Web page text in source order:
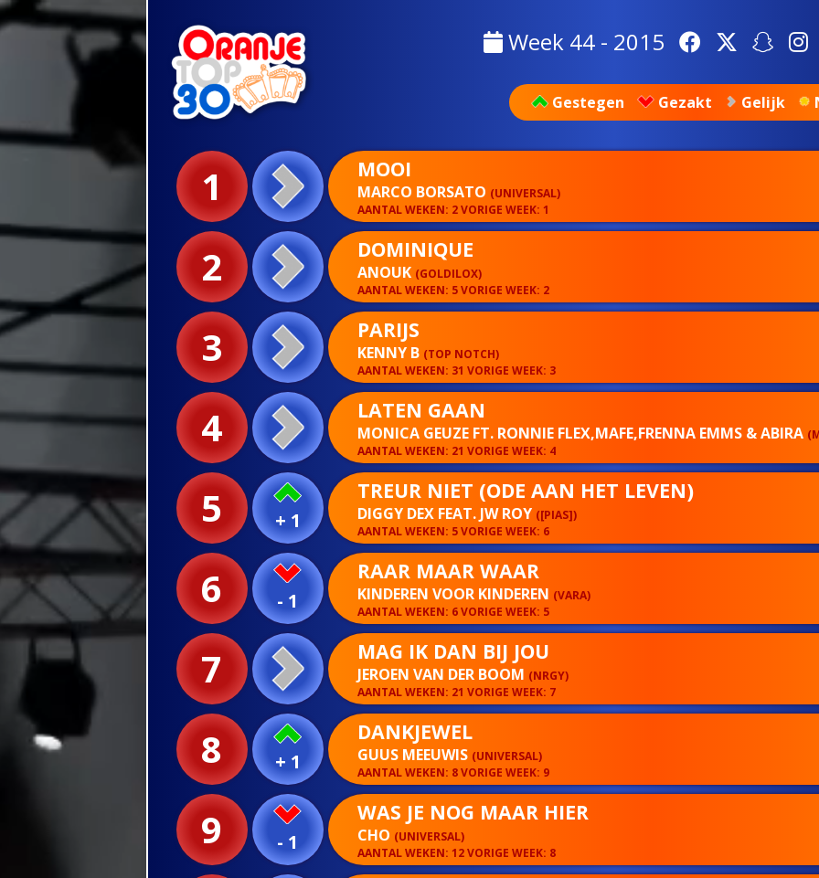
Week 44 - 2015
Gestegen Gezakt Gelijk
1 MOOI
MARCO BORSATO (UNIVERSAL)
AANTAL WEKEN: 2 VORIGE WEEK: 1
2 DOMINIQUE
ANOUK (GOLDILOX)
AANTAL WEKEN: 5 VORIGE WEEK: 2
3 PARIJS
KENNY B (TOP NOTCH)
AANTAL WEKEN: 31 VORIGE WEEK: 3
4 LATEN GAAN
MONICA GEUZE FT. RONNIE FLEX,MAFE,FRENNA EMMS & ABIRA
AANTAL WEKEN: 21 VORIGE WEEK: 4
5 + 1
TREUR NIET (ODE AAN HET LEVEN)
DIGGY DEX FEAT. JW ROY ([PIAS])
AANTAL WEKEN: 5 VORIGE WEEK: 6
6 - 1
RAAR MAAR WAAR
KINDEREN VOOR KINDEREN (VARA)
AANTAL WEKEN: 6 VORIGE WEEK: 5
7 MAG IK DAN BIJ JOU
JEROEN VAN DER BOOM (NRGY)
AANTAL WEKEN: 21 VORIGE WEEK: 7
8 + 1
DANKJEWEL
GUUS MEEUWIS (UNIVERSAL)
AANTAL WEKEN: 8 VORIGE WEEK: 9
9 - 1
WAS JE NOG MAAR HIER
CHO (UNIVERSAL)
AANTAL WEKEN: 12 VORIGE WEEK: 8